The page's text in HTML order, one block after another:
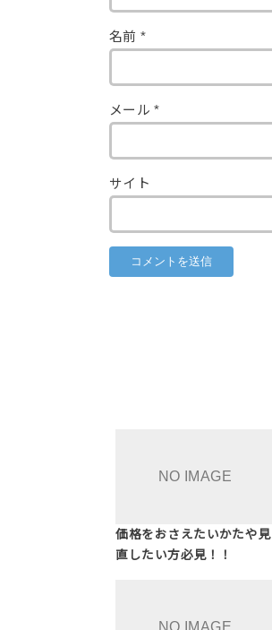
名前*
メール*
サイト
価格をおさえたいかたや見
直したい方必見！！